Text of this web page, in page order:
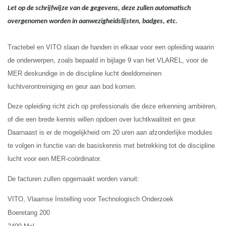
Let op de schrijfwijze van de gegevens, deze zullen automatisch
overgenomen worden in aanwezigheidslijsten, badges, etc.
Tractebel en VITO slaan de handen in elkaar voor een opleiding waarin
de onderwerpen, zoals bepaald in bijlage 9 van het VLAREL, voor de
MER deskundige in de discipline lucht deeldomeinen
luchtverontreiniging en geur aan bod komen.
Deze opleiding richt zich op professionals die deze erkenning ambiëren,
of die een brede kennis willen opdoen over luchtkwaliteit en geur.
Daarnaast is er de mogelijkheid om 20 uren aan afzonderlijke modules
te volgen in functie van de basiskennis met betrekking tot de discipline
lucht voor een MER-coördinator.
De facturen zullen opgemaakt worden vanuit:
VITO, Vlaamse Instelling voor Technologisch Onderzoek
Boeretang 200